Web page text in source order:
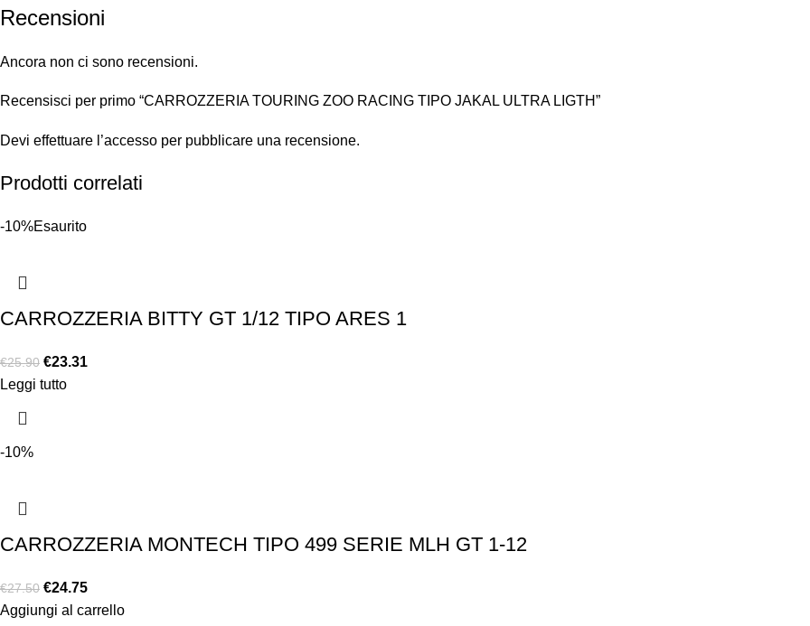
Recensioni
Ancora non ci sono recensioni.
Recensisci per primo “CARROZZERIA TOURING ZOO RACING TIPO JAKAL ULTRA LIGTH”
Devi effettuare l’accesso per pubblicare una recensione.
Prodotti correlati
-10%Esaurito
CARROZZERIA BITTY GT 1/12 TIPO ARES 1
€25.90 €23.31
Leggi tutto
-10%
CARROZZERIA MONTECH TIPO 499 SERIE MLH GT 1-12
€27.50 €24.75
Aggiungi al carrello